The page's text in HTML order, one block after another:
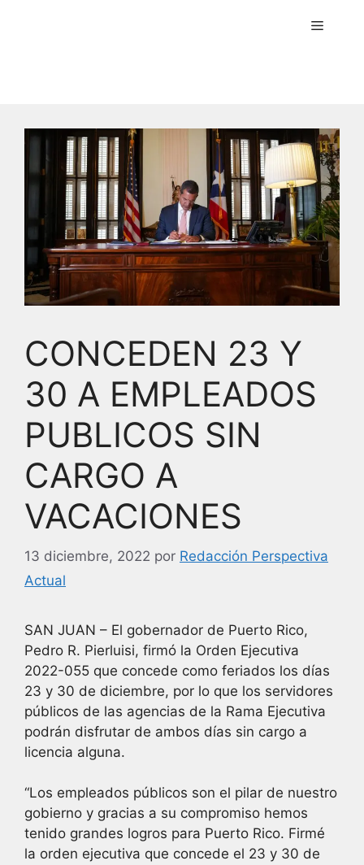
Menú
CONCEDEN 23 Y
30 A EMPLEADOS
PUBLICOS SIN
CARGO A
VACACIONES
13 diciembre, 2022 por Redacción Perspectiva
Actual
SAN JUAN – El gobernador de Puerto Rico,
Pedro R. Pierluisi, firmó la Orden Ejecutiva
2022-055 que concede como feriados los días
23 y 30 de diciembre, por lo que los servidores
públicos de las agencias de la Rama Ejecutiva
podrán disfrutar de ambos días sin cargo a
licencia alguna.
“Los empleados públicos son el pilar de nuestro
gobierno y gracias a su compromiso hemos
tenido grandes logros para Puerto Rico. Firmé
la orden ejecutiva que concede el 23 y 30 de